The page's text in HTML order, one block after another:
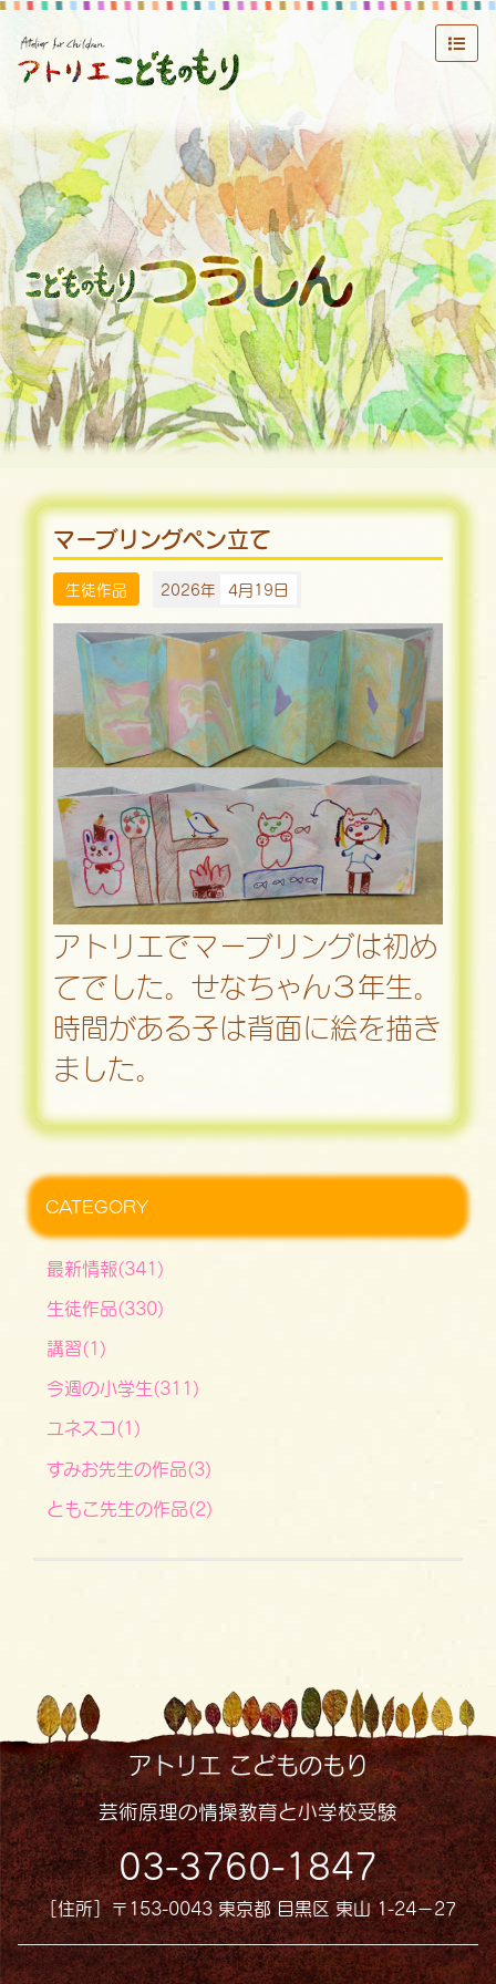
マーブリングペン立て
生徒作品 2026年 4月19日
アトリエでマーブリングは初め
てでした。せなちゃん３年生。
時間がある子は背面に絵を描き
ました。
CATEGORY
最新情報(341)
生徒作品(330)
講習(1)
今週の小学生(311)
ユネスコ(1)
すみお先生の作品(3)
ともこ先生の作品(2)
アトリエ こどものもり
芸術原理の情操教育と小学校受験
03-3760-1847
［住所］〒153-0043 東京都 目黒区 東山 1-24−27